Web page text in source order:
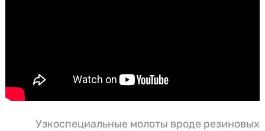
Узкоспециальные молоты вроде резиновых